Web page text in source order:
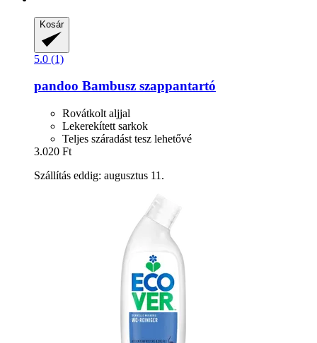
Kosár
5.0 (1)
pandoo Bambusz szappantartó
Rovátkolt aljjal
Lekerekített sarkok
Teljes száradást tesz lehetővé
3.020 Ft
Szállítás eddig: augusztus 11.